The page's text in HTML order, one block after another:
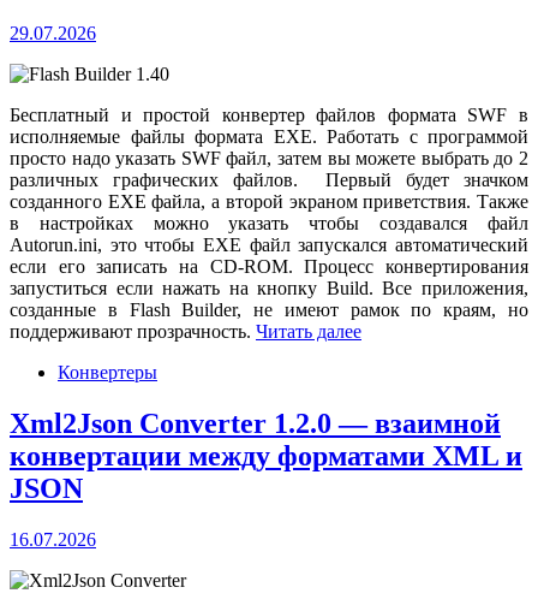
29.07.2026
Бесплатный и простой конвертер файлов формата SWF в
исполняемые файлы формата EXE. Работать с программой
просто надо указать SWF файл, затем вы можете выбрать до 2
различных графических файлов. Первый будет значком
созданного EXE файла, а второй экраном приветствия. Также
в настройках можно указать чтобы создавался файл
Autorun.ini, это чтобы EXE файл запускался автоматический
если его записать на CD-ROM. Процесс конвертирования
запуститься если нажать на кнопку Build. Все приложения,
созданные в Flash Builder, не имеют рамок по краям, но
поддерживают прозрачность. Читать далее
Конвертеры
Xml2Json Converter 1.2.0 — взаимной
конвертации между форматами XML и
JSON
16.07.2026